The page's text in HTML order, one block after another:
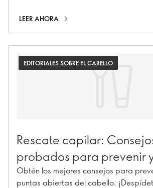
Descubre por qué tu rutina de belleza
tratamientos faciales para el cuero
LEER AHORA
EDITORIALES SOBRE EL CABELLO
Rescate capilar:
probados para prevenir
puntas abiertas
Obtén los mejores consejos para
puntas abiertas del cabello.